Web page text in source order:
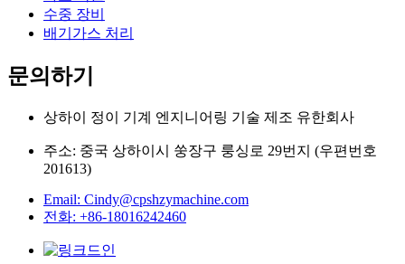
수중 장비
배기가스 처리
문의하기
상하이 정이 기계 엔지니어링 기술 제조 유한회사
주소: 중국 상하이시 쑹장구 룽싱로 29번지 (우편번호
201613)
Email: Cindy@cpshzymachine.com
전화: +86-18016242460